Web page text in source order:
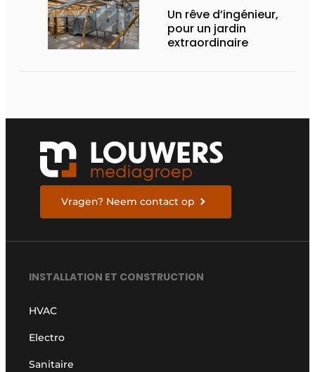
Un rêve d’ingénieur,
pour un jardin
extraordinaire
Vragen? Neem contact op
INSTALLATION ET CONSTRUCTION
HVAC
Electro
Sanitaire